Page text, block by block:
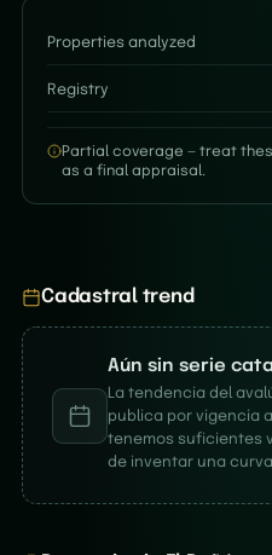
Properties analyzed
Registry
Partial coverage — treat
as a final appraisal.
Cadastral trend
Aún sin serie
La tendencia del
publica por vigencia
tenemos suficientes
de inventar una